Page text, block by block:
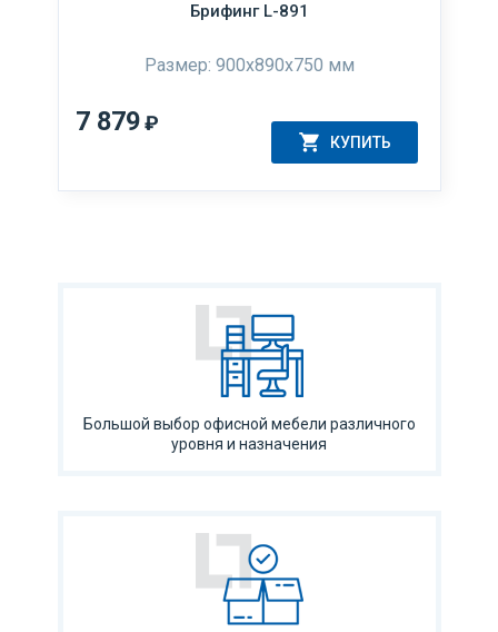
Брифинг L-891
Размер: 900х890х750 мм
7 879₽
КУПИТЬ
Большой выбор офисной мебели различного
уровня и назначения